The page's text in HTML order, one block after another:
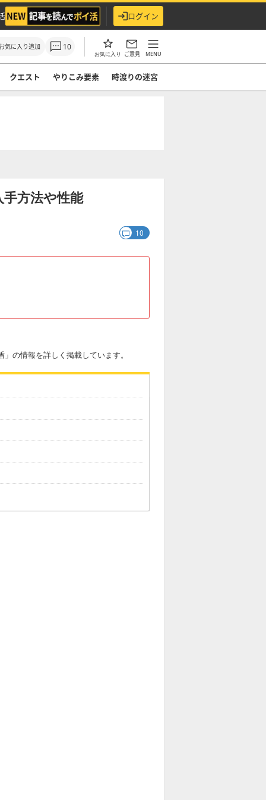
ログイン
気に入り追加 10
お気に入り ご意見 MENU
クエスト やりこみ要素 時渡りの迷宮
方法や性能
10
の情報を詳しく掲載しています。